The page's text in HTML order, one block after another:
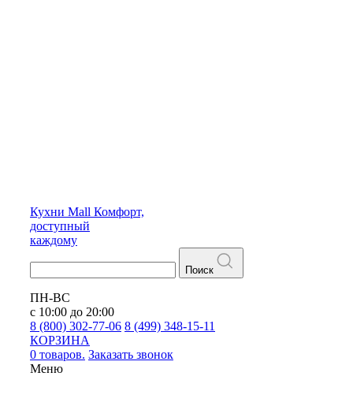
Кухни Mall Комфорт,
доступный
каждому
Поиск
ПН-ВС
с 10:00 до 20:00
8 (800) 302-77-06 8 (499) 348-15-11
КОРЗИНА
0 товаров. Заказать звонок
Меню